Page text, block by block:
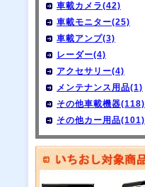
車載カメラ(42)
車載モニター(25)
車載アンプ(3)
レーダー(4)
アクセサリー(4)
メンテナンス用品(1)
その他車載機器(118)
その他カー用品(101)